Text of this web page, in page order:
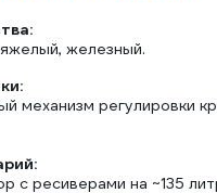
железный.
механизм регулировки
с ресиверами на ~135